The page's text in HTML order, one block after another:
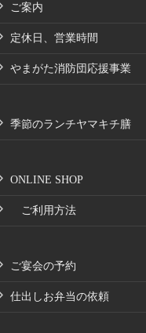
ご案内
定休日、営業時間
やまがた消防団応援事業
季節のランチヤマキチ膳
ONLINE SHOP
ご利用方法
ご宴会の予約
仕出しお弁当の依頼